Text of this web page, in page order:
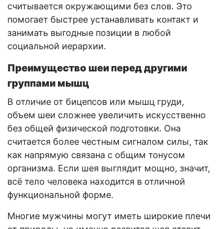
считывается окружающими без слов. Это
помогает быстрее устанавливать контакт и
занимать выгодные позиции в любой
социальной иерархии.
Преимущество шеи перед другими
группами мышц
В отличие от бицепсов или мышц груди,
объем шеи сложнее увеличить искусственно
без общей физической подготовки. Она
считается более честным сигналом силы, так
как напрямую связана с общим тонусом
организма. Если шея выглядит мощно, значит,
всё тело человека находится в отличной
функциональной форме.
Многие мужчины могут иметь широкие плечи